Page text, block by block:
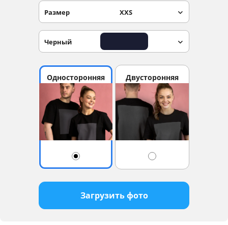
Размер XXS
Черный
Односторонняя Двусторонняя
Загрузить фото